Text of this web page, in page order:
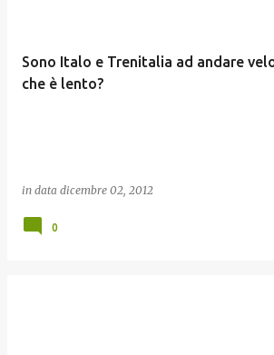
Sono Italo e Trenitalia ad andare
che è lento?
in data dicembre 02, 2012
0